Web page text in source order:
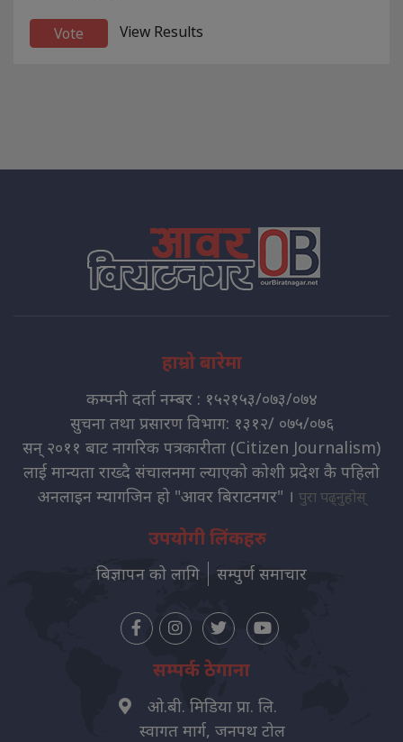
View Results
हाम्रो बारेमा
कम्पनी दर्ता नम्बर : १५२१५३/०७३/०७४
सुचना तथा प्रसारण विभाग: १३१२/ ०७५/०७६
सन् २०११ बाट नागरिक पत्रकारीता (Citizen Journalism)
लाई मान्यता राख्दै संचालनमा ल्याएको कोशी प्रदेश कै पहिलो
अनलाइन म्यागजिन हो "आवर बिराटनगर" । पुरा पढ्नुहोस्
उपयोगी लिंकहरु
बिज्ञापन को लागि सम्पुर्ण समाचार
सम्पर्क ठेगाना
ओ.बी. मिडिया प्रा. लि.
स्वागत मार्ग, जनपथ टोल